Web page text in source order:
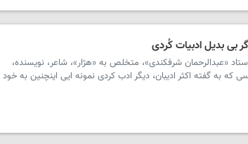
بی بدیل ادبیات کُردی
با فراق استاد «عبدالرحمان شرفکندی»، متخلص به «هژار»، شاعر، نویسنده،
گفته اکثر ادیبان، دیگر ادب کردی نمونه ایی اینچنین به خود